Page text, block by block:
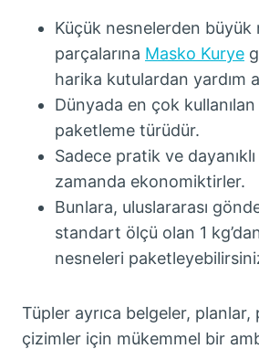
Küçük nesnelerden büyük
parçalarına Masko Kurye
harika kutulardan yardım
Dünyada en çok
paketleme türüdür.
Sadece pratik ve dayanıklı
zamanda ekonomiktirler.
Bunlara, uluslararası
standart ölçü olan 1
nesneleri
Tüpler ayrıca belgeler,
çizimler için mükemmel bir